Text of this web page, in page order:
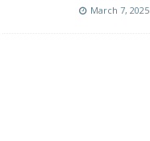
March 7, 2025